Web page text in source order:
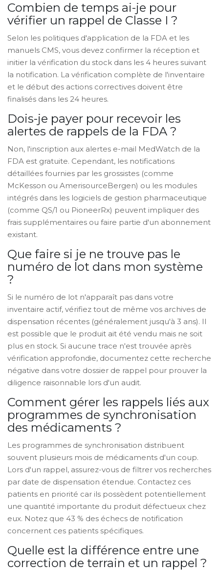
Combien de temps ai-je pour
vérifier un rappel de Classe I ?
Selon les politiques d'application de la FDA et les
manuels CMS, vous devez confirmer la réception et
initier la vérification du stock dans les 4 heures suivant
la notification. La vérification complète de l'inventaire
et le début des actions correctives doivent être
finalisés dans les 24 heures.
Dois-je payer pour recevoir les
alertes de rappels de la FDA ?
Non, l'inscription aux alertes e-mail MedWatch de la
FDA est gratuite. Cependant, les notifications
détaillées fournies par les grossistes (comme
McKesson ou AmerisourceBergen) ou les modules
intégrés dans les logiciels de gestion pharmaceutique
(comme QS/1 ou PioneerRx) peuvent impliquer des
frais supplémentaires ou faire partie d'un abonnement
existant.
Que faire si je ne trouve pas le
numéro de lot dans mon système
?
Si le numéro de lot n'apparaît pas dans votre
inventaire actif, vérifiez tout de même vos archives de
dispensation récentes (généralement jusqu'à 3 ans). Il
est possible que le produit ait été vendu mais ne soit
plus en stock. Si aucune trace n'est trouvée après
vérification approfondie, documentez cette recherche
négative dans votre dossier de rappel pour prouver la
diligence raisonnable lors d'un audit.
Comment gérer les rappels liés aux
programmes de synchronisation
des médicaments ?
Les programmes de synchronisation distribuent
souvent plusieurs mois de médicaments d'un coup.
Lors d'un rappel, assurez-vous de filtrer vos recherches
par date de dispensation étendue. Contactez ces
patients en priorité car ils possèdent potentiellement
une quantité importante du produit défectueux chez
eux. Notez que 43 % des échecs de notification
concernent ces patients spécifiques.
Quelle est la différence entre une
correction de terrain et un rappel ?